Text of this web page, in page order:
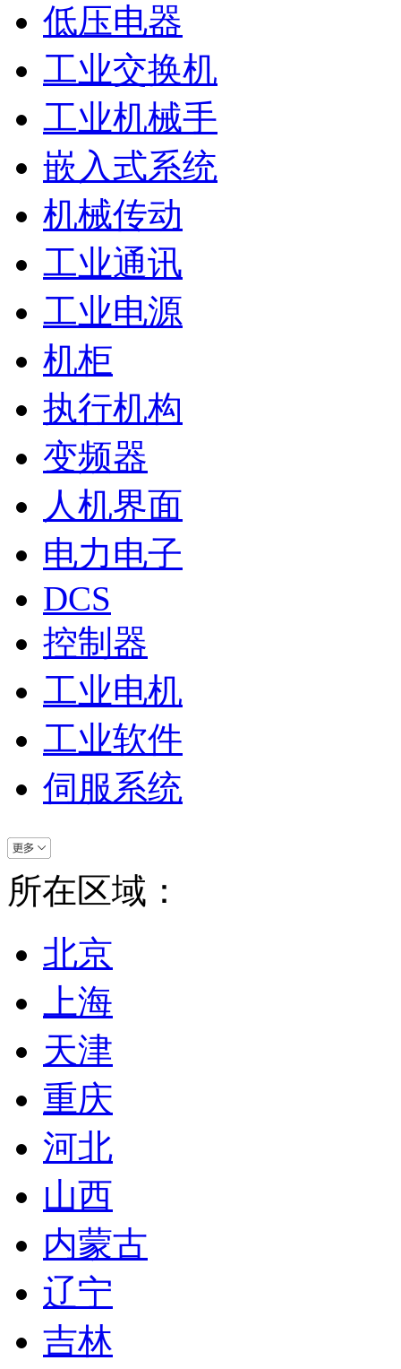
低压电器
工业交换机
工业机械手
嵌入式系统
机械传动
工业通讯
工业电源
机柜
执行机构
变频器
人机界面
电力电子
DCS
控制器
工业电机
工业软件
伺服系统
所在区域：
北京
上海
天津
重庆
河北
山西
内蒙古
辽宁
吉林